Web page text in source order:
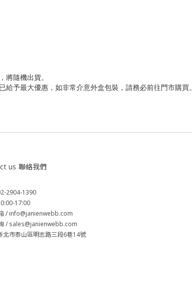
隨機出貨。
予最大優惠，如非常介意外盒包裝，請務必前往門市購買。
us 聯絡我們
2904-1390
17:00
/ info@janienwebb.com
/ sales@janienwebb.com
北市泰山區明志路三段6巷14號